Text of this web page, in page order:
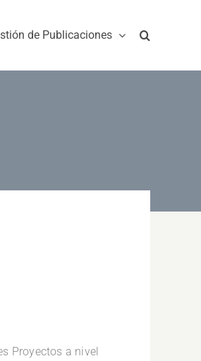
de Publicaciones
Proyectos a nivel